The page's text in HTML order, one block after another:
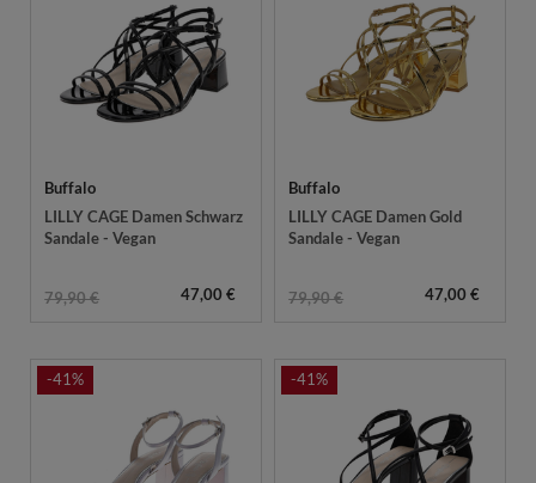
Buffalo
LILLY CAGE Damen Schwarz
Sandale - Vegan
79,90 € 47,00 €
Buffalo
LILLY CAGE Damen Gold
Sandale - Vegan
79,90 € 47,00 €
-41% -41%